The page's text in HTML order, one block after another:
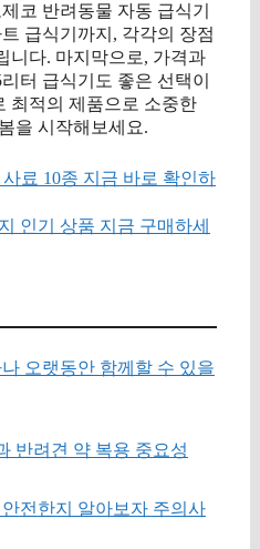
코 반려동물 자동 급식기
급식기까지, 각각의 장점
니다. 마지막으로, 가격과
터 급식기도 좋은 선택이
최적의 제품으로 소중한
을 시작해보세요.
료 10종 지금 바로 확인하
인기 상품 지금 구매하세
오랫동안 함께할 수 있을
반려견 약 복용 중요성
전한지 알아보자 주의사